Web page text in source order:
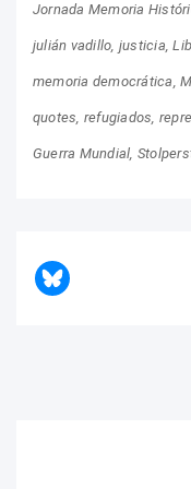
Jornada Memoria
julián vadillo justicia
memoria democrática
quotes refugiados
Guerra Mundial